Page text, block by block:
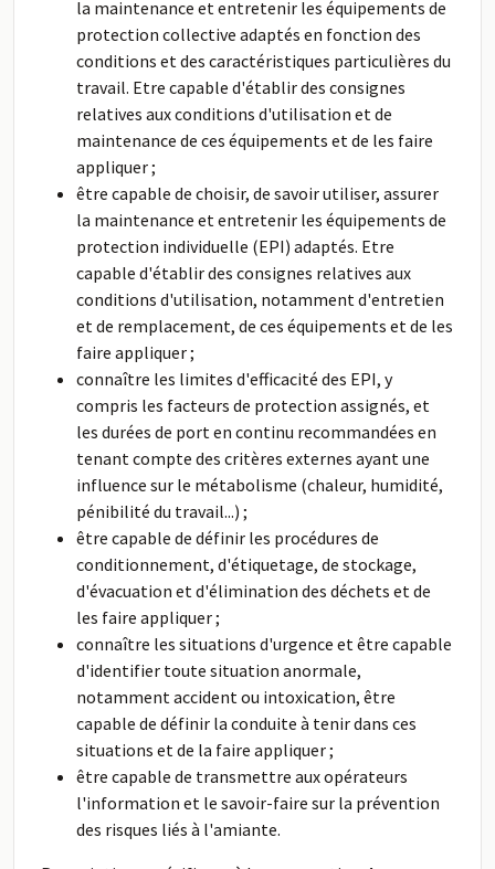
la maintenance et entretenir les équipements de
protection collective adaptés en fonction des
conditions et des caractéristiques particulières du
travail. Etre capable d'établir des consignes
relatives aux conditions d'utilisation et de
maintenance de ces équipements et de les faire
appliquer ;
être capable de choisir, de savoir utiliser, assurer
la maintenance et entretenir les équipements de
protection individuelle (EPI) adaptés. Etre
capable d'établir des consignes relatives aux
conditions d'utilisation, notamment d'entretien
et de remplacement, de ces équipements et de les
faire appliquer ;
connaître les limites d'efficacité des EPI, y
compris les facteurs de protection assignés, et
les durées de port en continu recommandées en
tenant compte des critères externes ayant une
influence sur le métabolisme (chaleur, humidité,
pénibilité du travail...) ;
être capable de définir les procédures de
conditionnement, d'étiquetage, de stockage,
d'évacuation et d'élimination des déchets et de
les faire appliquer ;
connaître les situations d'urgence et être capable
d'identifier toute situation anormale,
notamment accident ou intoxication, être
capable de définir la conduite à tenir dans ces
situations et de la faire appliquer ;
être capable de transmettre aux opérateurs
l'information et le savoir-faire sur la prévention
des risques liés à l'amiante.